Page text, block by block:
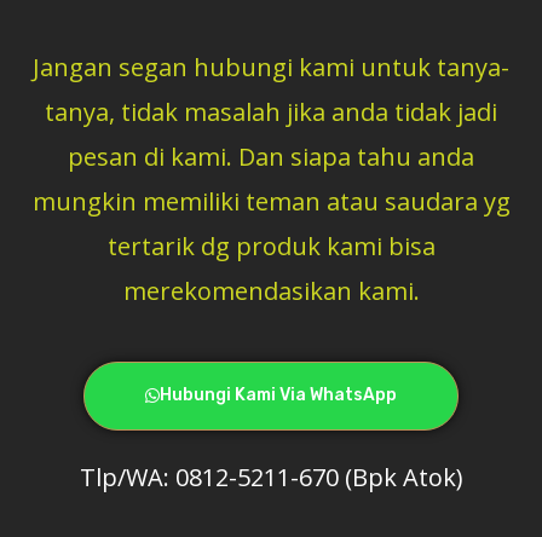
Jangan segan hubungi kami untuk tanya-
tanya, tidak masalah jika anda tidak jadi
pesan di kami. Dan siapa tahu anda
mungkin memiliki teman atau saudara yg
tertarik dg produk kami bisa
merekomendasikan kami.
Hubungi Kami Via WhatsApp
Tlp/WA: 0812-5211-670 (Bpk Atok)